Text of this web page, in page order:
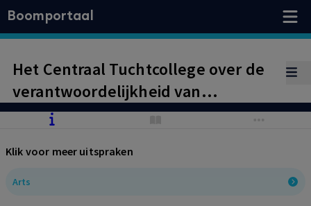
Boomportaal
Het Centraal Tuchtcollege over de
verantwoordelijkheid van
zorgverleners bij
van fouten en excuses.
Klik voor meer uitspraken
Arts